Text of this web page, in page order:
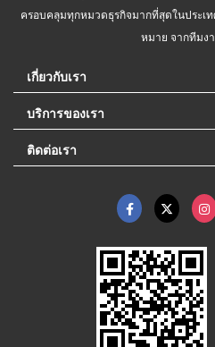
ครอบคลุมทุกหมวดธุรกิจมากที่สุดในประเ
หมาย จากทีมง
เกี่ยวกับเรา
บริการของเรา
ติดต่อเรา